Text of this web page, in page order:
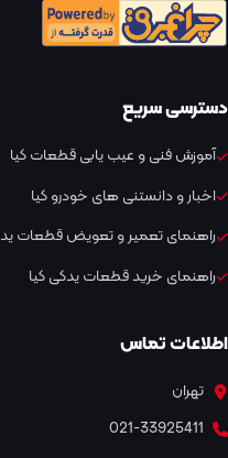
دسترسی سریع
آموزش فنی و عیب یابی قطعات کیا
اخبار و دانستنی های خودرو کیا
راهنمای تعمیر و تعویض قطعات
راهنمای خرید قطعات یدکی کیا
اطلاعات تماس
تهران
021-33925411